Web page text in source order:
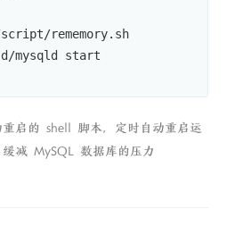
script/rememory.sh
启的 shell 脚本，定时自动重启运
减 MySQL 数据库的压力